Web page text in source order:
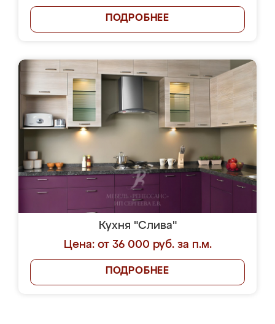
ПОДРОБНЕЕ
Кухня "Слива"
Цена: от 36 000 руб. за п.м.
ПОДРОБНЕЕ